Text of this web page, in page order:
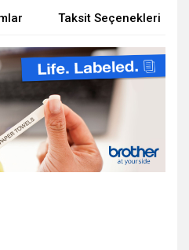
Taksit Seçenekleri